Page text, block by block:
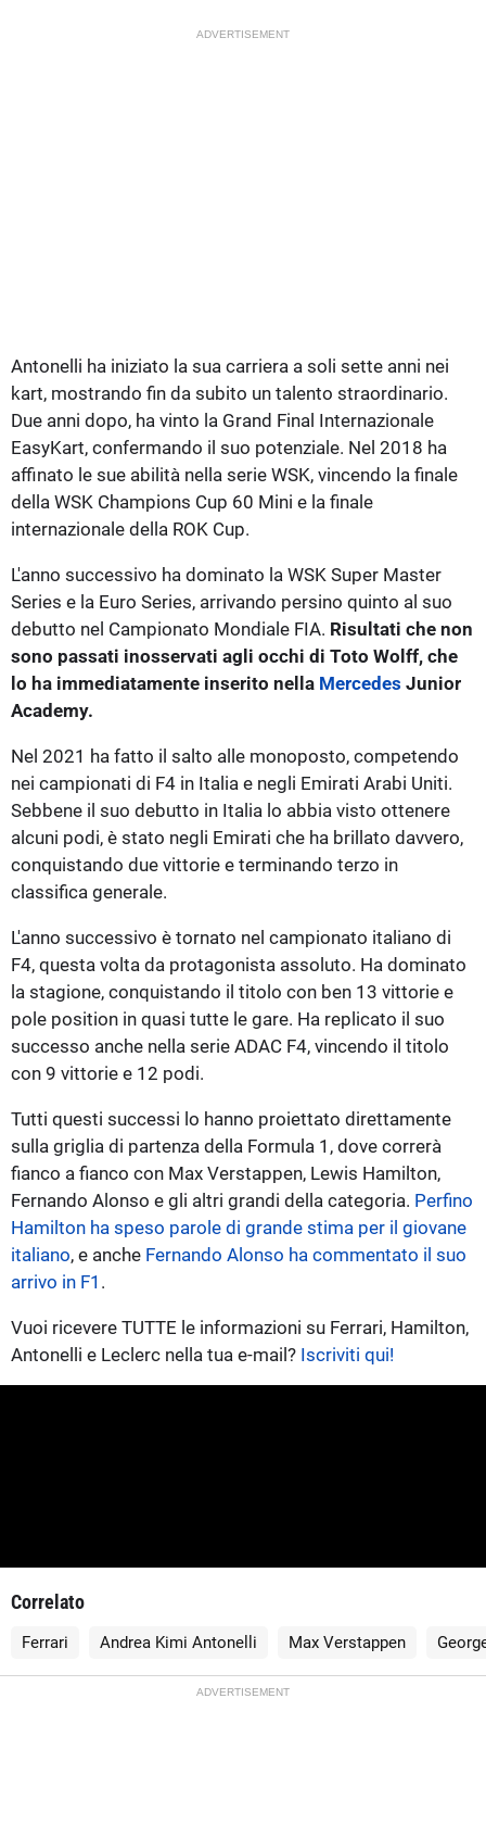
ADVERTISEMENT
Antonelli ha iniziato la sua carriera a soli sette anni nei
kart, mostrando fin da subito un talento straordinario.
Due anni dopo, ha vinto la Grand Final Internazionale
EasyKart, confermando il suo potenziale. Nel 2018 ha
affinato le sue abilità nella serie WSK, vincendo la finale
della WSK Champions Cup 60 Mini e la finale
internazionale della ROK Cup.
L'anno successivo ha dominato la WSK Super Master
Series e la Euro Series, arrivando persino quinto al suo
debutto nel Campionato Mondiale FIA. Risultati che non
sono passati inosservati agli occhi di Toto Wolff, che
lo ha immediatamente inserito nella Mercedes Junior
Academy.
Nel 2021 ha fatto il salto alle monoposto, competendo
nei campionati di F4 in Italia e negli Emirati Arabi Uniti.
Sebbene il suo debutto in Italia lo abbia visto ottenere
alcuni podi, è stato negli Emirati che ha brillato davvero,
conquistando due vittorie e terminando terzo in
classifica generale.
L'anno successivo è tornato nel campionato italiano di
F4, questa volta da protagonista assoluto. Ha dominato
la stagione, conquistando il titolo con ben 13 vittorie e
pole position in quasi tutte le gare. Ha replicato il suo
successo anche nella serie ADAC F4, vincendo il titolo
con 9 vittorie e 12 podi.
Tutti questi successi lo hanno proiettato direttamente
sulla griglia di partenza della Formula 1, dove correrà
fianco a fianco con Max Verstappen, Lewis Hamilton,
Fernando Alonso e gli altri grandi della categoria. Perfino
Hamilton ha speso parole di grande stima per il giovane
italiano, e anche Fernando Alonso ha commentato il suo
arrivo in F1 .
Vuoi ricevere TUTTE le informazioni su Ferrari, Hamilton,
Antonelli e Leclerc nella tua e-mail? Iscriviti qui!
Correlato
Ferrari Andrea Kimi Antonelli Max Verstappen
ADVERTISEMENT